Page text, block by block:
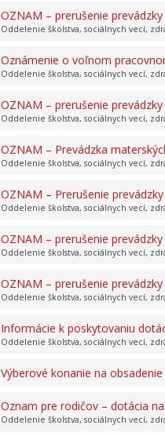
OZNAM – prerušenie
Oddelenie školstva, sociálnych vecí,
Oznámenie o voľnom
Oddelenie školstva, sociálnych vecí,
OZNAM – prerušenie
Oddelenie školstva, sociálnych vecí,
OZNAM – Prevádzka
Oddelenie školstva, sociálnych vecí,
OZNAM – Prerušenie
Oddelenie školstva, sociálnych vecí,
OZNAM – prerušenie
Oddelenie školstva, sociálnych vecí,
OZNAM – prerušenie
Oddelenie školstva, sociálnych vecí,
Informácie k poskytovaniu
Oddelenie školstva, sociálnych vecí,
Výberové konanie na
Oznam pre rodičov – dotácia
Oddelenie školstva, sociálnych vecí,